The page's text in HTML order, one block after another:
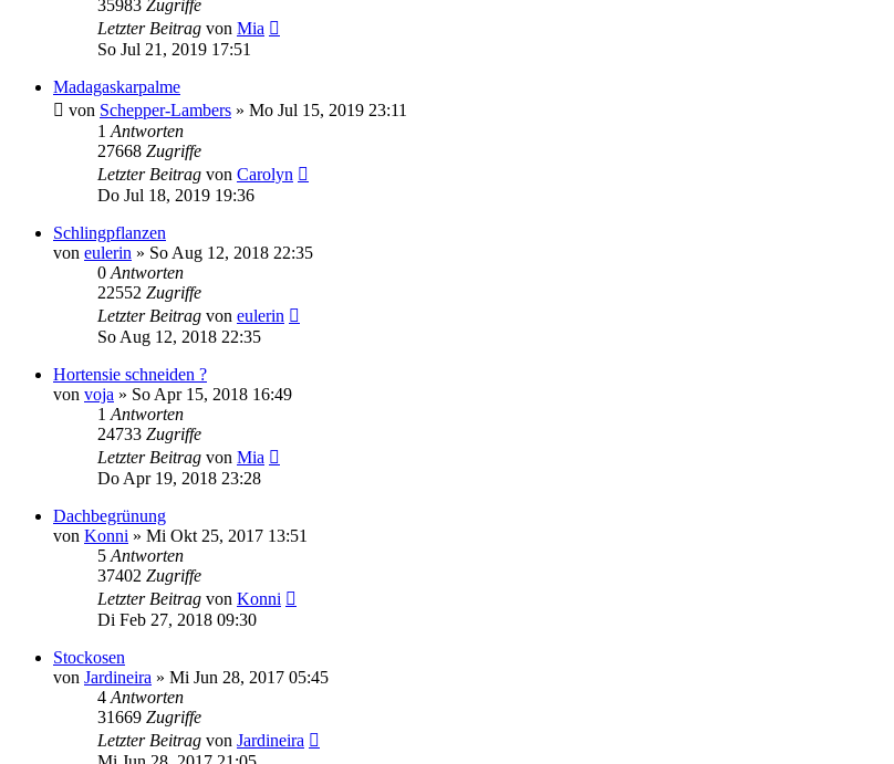
35983 Zugriffe
Letzter Beitrag von Mia
So Jul 21, 2019 17:51
Madagaskarpalme
von Schepper-Lambers » Mo Jul 15, 2019 23:11
1 Antworten
27668 Zugriffe
Letzter Beitrag von Carolyn
Do Jul 18, 2019 19:36
Schlingpflanzen
von eulerin » So Aug 12, 2018 22:35
0 Antworten
22552 Zugriffe
Letzter Beitrag von eulerin
So Aug 12, 2018 22:35
Hortensie schneiden ?
von voja » So Apr 15, 2018 16:49
1 Antworten
24733 Zugriffe
Letzter Beitrag von Mia
Do Apr 19, 2018 23:28
Dachbegrünung
von Konni » Mi Okt 25, 2017 13:51
5 Antworten
37402 Zugriffe
Letzter Beitrag von Konni
Di Feb 27, 2018 09:30
Stockosen
von Jardineira » Mi Jun 28, 2017 05:45
4 Antworten
31669 Zugriffe
Letzter Beitrag von Jardineira